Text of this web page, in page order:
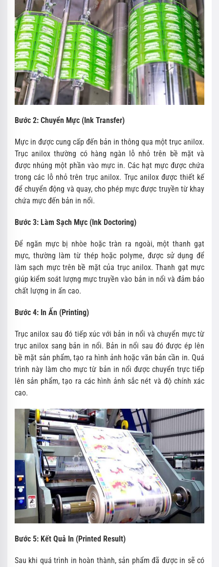
Bước 2: Chuyển Mực (Ink Transfer)
Mực in được cung cấp đến bản in thông qua một trục anilox.
Trục anilox thường có hàng ngàn lỗ nhỏ trên bề mặt và
được nhúng một phần vào mực in. Các hạt mực được chứa
trong các lỗ nhỏ trên trục anilox. Trục anilox được thiết kế
để chuyển động và quay, cho phép mực được truyền từ khay
chứa mực đến bản in nổi.
Bước 3: Làm Sạch Mực (Ink Doctoring)
Để ngăn mực bị nhòe hoặc tràn ra ngoài, một thanh gạt
mực, thường làm từ thép hoặc polyme, được sử dụng để
làm sạch mực trên bề mặt của trục anilox. Thanh gạt mực
giúp kiểm soát lượng mực truyền vào bản in nổi và đảm bảo
chất lượng in ấn cao.
Bước 4: In Ấn (Printing)
Trục anilox sau đó tiếp xúc với bản in nổi và chuyển mực từ
trục anilox sang bản in nổi. Bản in nổi sau đó được ép lên
bề mặt sản phẩm, tạo ra hình ảnh hoặc văn bản cần in. Quá
trình này làm cho mực từ bản in nổi được chuyển trực tiếp
lên sản phẩm, tạo ra các hình ảnh sắc nét và độ chính xác
cao.
Bước 5: Kết Quả In (Printed Result)
Sau khi quá trình in hoàn thành, sản phẩm đã được in sẽ có